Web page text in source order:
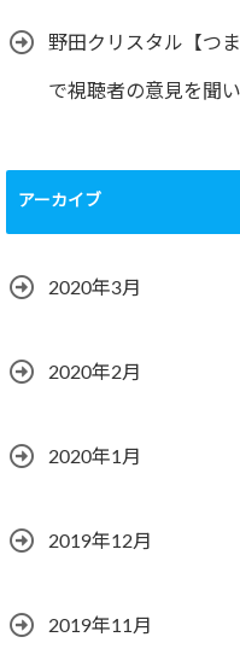
野田クリスタル【つ
で視聴者の意見を聞
アーカイブ
2020年3月
2020年2月
2020年1月
2019年12月
2019年11月